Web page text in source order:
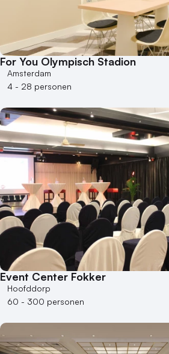
For You Olympisch Stadion
Amsterdam
4 - 28 personen
Event Center Fokker
Hoofddorp
60 - 300 personen